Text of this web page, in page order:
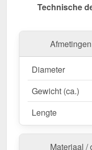
125 / 90 mm
UV- en
Complete set
belangrijke
Garantie– 15
veiligheid.
Ideaal voor de
Technische
Afmetingen
Diameter
Gewicht (ca.)
Lengte
Materiaal /